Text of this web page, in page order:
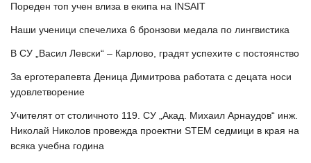
Пореден топ учен влиза в екипа на INSAIT
Наши ученици спечелиха 6 бронзови медала по лингвистика
В СУ „Васил Левски“ – Карлово, градят успехите с постоянство
За ерготерапевта Деница Димитрова работата с децата носи
удовлетворение
Учителят от столичното 119. СУ „Акад. Михаил Арнаудов“ инж.
Николай Николов провежда проектни STEM седмици в края на
всяка учебна година